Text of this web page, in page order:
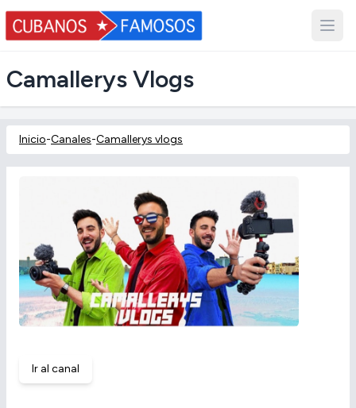
Camallerys Vlogs
Inicio-Canales-Camallerys vlogs
Ir al canal